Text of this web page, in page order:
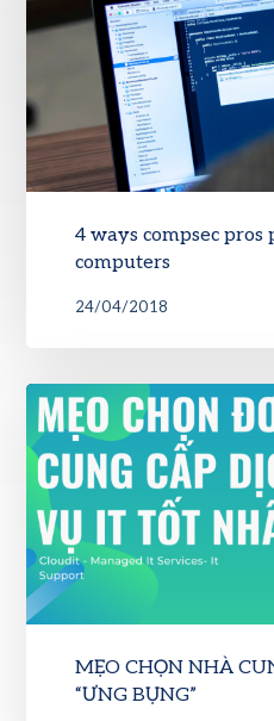
4 ways compsec
computers
24/04/2018
MẸO CHỌN NHÀ
“ƯNG BỤNG”